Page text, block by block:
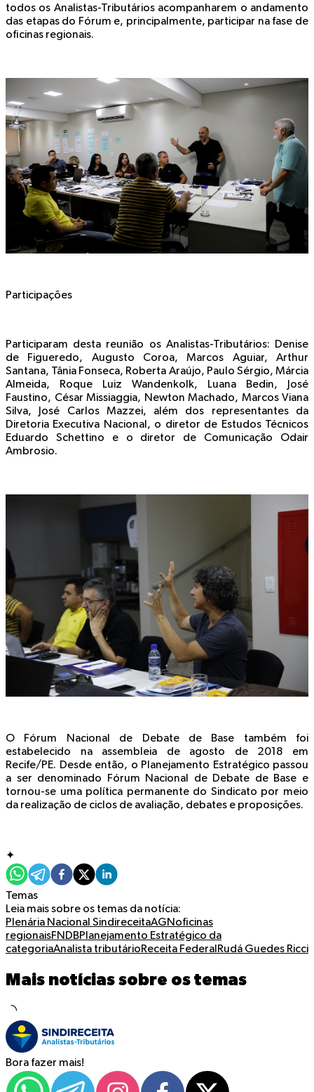
todos os Analistas-Tributários acompanharem o andamento
das etapas do Fórum e, principalmente, participar na fase de
oficinas regionais.
Participações
Participaram desta reunião os Analistas-Tributários: Denise
de Figueredo, Augusto Coroa, Marcos Aguiar, Arthur
Santana, Tânia Fonseca, Roberta Araújo, Paulo Sérgio, Márcia
Almeida, Roque Luiz Wandenkolk, Luana Bedin, José
Faustino, César Missiaggia, Newton Machado, Marcos Viana
Silva, José Carlos Mazzei, além dos representantes da
Diretoria Executiva Nacional, o diretor de Estudos Técnicos
Eduardo Schettino e o diretor de Comunicação Odair
Ambrosio.
O Fórum Nacional de Debate de Base também foi
estabelecido na assembleia de agosto de 2018 em
Recife/PE. Desde então, o Planejamento Estratégico passou
a ser denominado Fórum Nacional de Debate de Base e
tornou-se uma política permanente do Sindicato por meio
da realização de ciclos de avaliação, debates e proposições.
✦
Temas
Leia mais sobre os temas da notícia:
Plenária Nacional SindireceitaAGN oficinas
regionaisFNDBPlanejamento Estratégico da
categoriaAnalista tributárioReceita Federal Rudá Guedes Ricci
Mais notícias sobre os temas
Bora fazer mais!